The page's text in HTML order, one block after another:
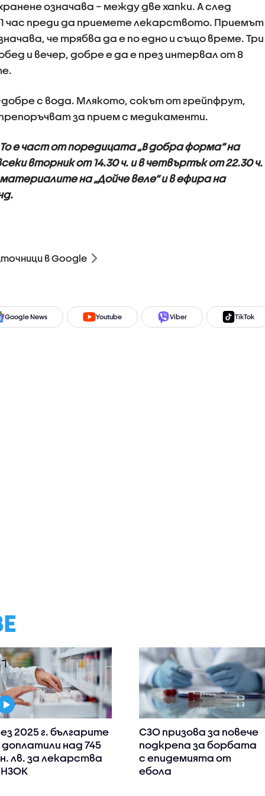
означава – между две хапки. А след
час преди да приемете лекарството. Приемът
че трябва да е по едно и също време. Три
и вечер, добре е да е през интервал от 8
с вода. Млякото, сокът от грейпфрут,
за прием с медикаменти.
е част от поредицата „В добра форма“ на
вторник от 14.30 ч. и в четвъртък от 22.30 ч.
на „Дойче веле“ и в ефира на
в Google
Google News Youtube Viber TikTok
2025 г. българите
над 745
лв. за лекарства
СЗО призова за повече
подкрепа за борбата
с епидемията от
ебола